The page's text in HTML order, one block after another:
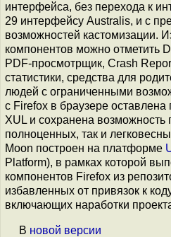
интерфейса, без перехода к
29 интерфейсу Australis, и с
возможностей кастомизации.
компонентов можно отметить
PDF-просмотрщик, Сrash
статистики, средства для
людей с ограниченными
с Firefox в браузере оставлена
XUL и сохранена возможность
полноценных, так и
Moon построен на платформе
Platform), в рамках которой
компонентов Firefox из
избавленных от привязок к
включающих наработки
В новой версии